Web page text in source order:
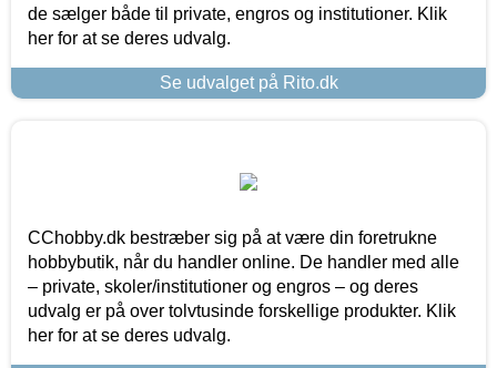
de sælger både til private, engros og institutioner. Klik
her for at se deres udvalg.
Se udvalget på Rito.dk
CChobby.dk bestræber sig på at være din foretrukne
hobbybutik, når du handler online. De handler med alle
– private, skoler/institutioner og engros – og deres
udvalg er på over tolvtusinde forskellige produkter. Klik
her for at se deres udvalg.